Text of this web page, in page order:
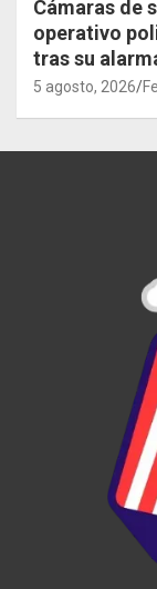
Cámaras de
operativo
tras su
5 agosto, 2026